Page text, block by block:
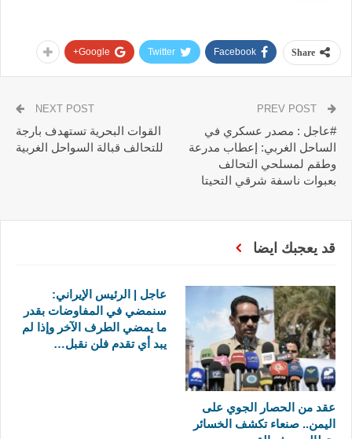
Share
Facebook
Twitter
Google+
#عاجل : مصدر عسكري في
الساحل الغربي: إعطاب مدرعة
وطقم لمسلحي التحالف
بعبوات ناسفة شرقي التحيتا
NEXT POST
القوات البحرية تستهدف بارجة
للتحالف قبالة السواحل الغربية
قد يعجبك ايضا
عقد من الحصار الجوي على
اليمن.. صنعاء تكشف الخسائر
عاجل | الرئيس الإيراني:
سنمضي في المفاوضات بقدر
ما يمضي الطرف الآخر وإذا لم
يبد أي تقدم فلن نقبل…